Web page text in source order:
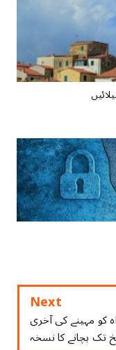
Next
کو مہینے کی آخری
تک بچانے کا نسخہ